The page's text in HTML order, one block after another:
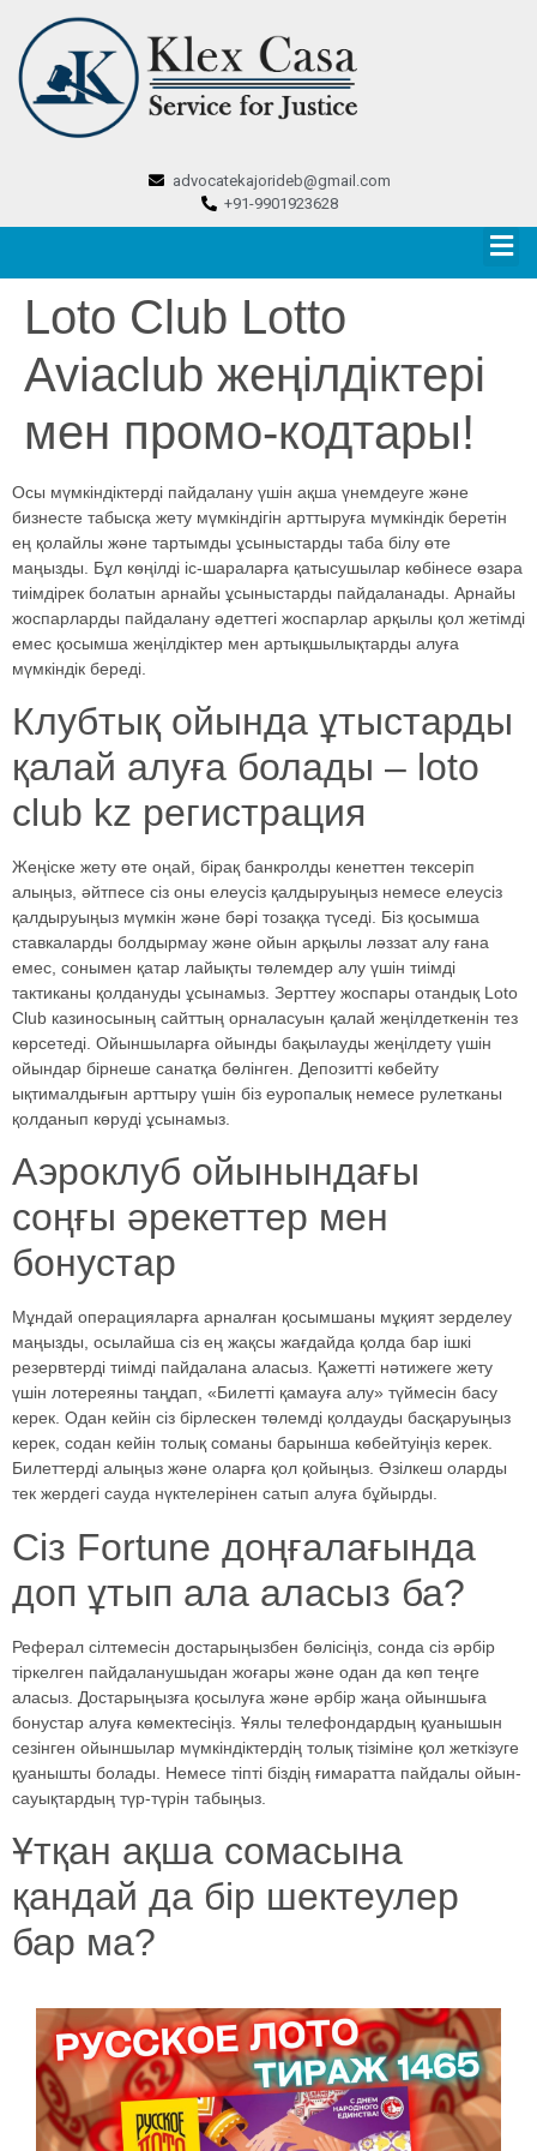
advocatekajorideb@gmail.com
+91-9901923628
Loto Club Lotto
Aviaclub жеңілдіктері
мен промо-кодтары!
Осы мүмкіндіктерді пайдалану үшін ақша үнемдеуге және
бизнесте табысқа жету мүмкіндігін арттыруға мүмкіндік беретін
ең қолайлы және тартымды ұсыныстарды таба білу өте
маңызды. Бұл көңілді іс-шараларға қатысушылар көбінесе өзара
тиімдірек болатын арнайы ұсыныстарды пайдаланады. Арнайы
жоспарларды пайдалану әдеттегі жоспарлар арқылы қол жетімді
емес қосымша жеңілдіктер мен артықшылықтарды алуға
мүмкіндік береді.
Клубтық ойында ұтыстарды
қалай алуға болады – loto
club kz регистрация
Жеңіске жету өте оңай, бірақ банкролды кенеттен тексеріп
алыңыз, әйтпесе сіз оны елеусіз қалдыруыңыз немесе елеусіз
қалдыруыңыз мүмкін және бәрі тозаққа түседі. Біз қосымша
ставкаларды болдырмау және ойын арқылы ләззат алу ғана
емес, сонымен қатар лайықты төлемдер алу үшін тиімді
тактиканы қолдануды ұсынамыз. Зерттеу жоспары отандық Loto
Club казиносының сайттың орналасуын қалай жеңілдеткенін тез
көрсетеді. Ойыншыларға ойынды бақылауды жеңілдету үшін
ойындар бірнеше санатқа бөлінген. Депозитті көбейту
ықтималдығын арттыру үшін біз еуропалық немесе рулетканы
қолданып көруді ұсынамыз.
Аэроклуб ойынындағы
соңғы әрекеттер мен
бонустар
Мұндай операцияларға арналған қосымшаны мұқият зерделеу
маңызды, осылайша сіз ең жақсы жағдайда қолда бар ішкі
резервтерді тиімді пайдалана аласыз. Қажетті нәтижеге жету
үшін лотереяны таңдап, «Билетті қамауға алу» түймесін басу
керек. Одан кейін сіз бірлескен төлемді қолдауды басқаруыңыз
керек, содан кейін толық соманы барынша көбейтуіңіз керек.
Билеттерді алыңыз және оларға қол қойыңыз. Әзілкеш оларды
тек жердегі сауда нүктелерінен сатып алуға бұйырды.
Сіз Fortune доңғалағында
доп ұтып ала аласыз ба?
Реферал сілтемесін достарыңызбен бөлісіңіз, сонда сіз әрбір
тіркелген пайдаланушыдан жоғары және одан да көп теңге
аласыз. Достарыңызға қосылуға және әрбір жаңа ойыншыға
бонустар алуға көмектесіңіз. Ұялы телефондардың қуанышын
сезінген ойыншылар мүмкіндіктердің толық тізіміне қол жеткізуге
қуанышты болады. Немесе тіпті біздің ғимаратта пайдалы ойын-
сауықтардың түр-түрін табыңыз.
Ұтқан ақша сомасына
қандай да бір шектеулер
бар ма?